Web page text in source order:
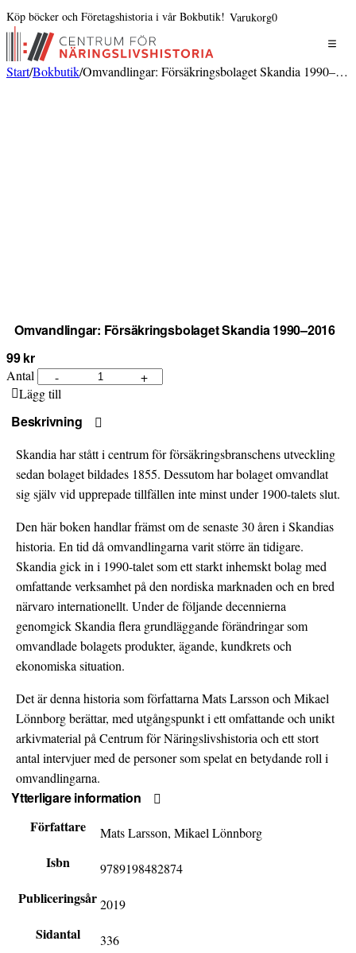
Köp böcker och Företagshistoria i vår Bokbutik! Varukorg0
Start/Bokbutik/ Omvandlingar: Försäkringsbolaget Skandia 1990–2016
Omvandlingar: Försäkringsbolaget Skandia 1990–2016
99 kr
Antal -
Omvandlingar:
Försäkringsbolaget
Skandia
2016
mängd
+
Lägg till
Beskrivning
Skandia har stått i centrum för försäkringsbranschens utveckling
sedan bolaget bildades 1855. Dessutom har bolaget omvandlat
sig själv vid upprepade tillfällen inte minst under 1900-talets slut.
Den här boken handlar främst om de senaste 30 åren i Skandias
historia. En tid då omvandlingarna varit större än tidigare.
Skandia gick in i 1990-talet som ett starkt inhemskt bolag med
omfattande verksamhet på den nordiska marknaden och en bred
närvaro internationellt. Under de följande decennierna
genomgick Skandia flera grundläggande förändringar som
omvandlade bolagets produkter, ägande, kundkrets och
ekonomiska situation.
Det är denna historia som författarna Mats Larsson och Mikael
Lönnborg berättar, med utgångspunkt i ett omfattande och unikt
arkivmaterial på Centrum för Näringslivshistoria och ett stort
antal intervjuer med de personer som spelat en betydande roll i
omvandlingarna.
Ytterligare information
Författare
Mats Larsson, Mikael Lönnborg
Isbn 9789198482874
Publiceringsår2019
Sidantal 336